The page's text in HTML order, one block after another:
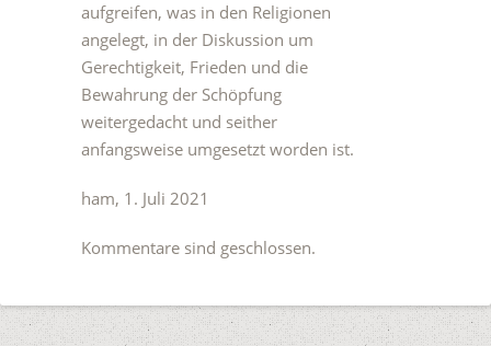
aufgreifen, was in den Religionen
angelegt, in der Diskussion um
Gerechtigkeit, Frieden und die
Bewahrung der Schöpfung
weitergedacht und seither
anfangsweise umgesetzt worden ist.
ham, 1. Juli 2021
Kommentare sind geschlossen.